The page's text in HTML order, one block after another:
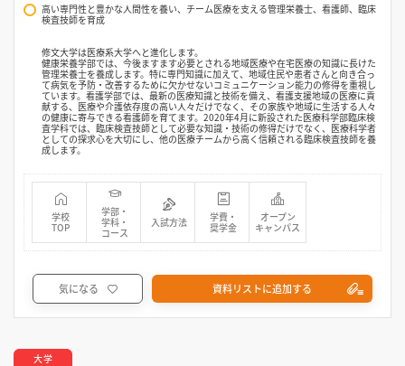
高い専門性と豊かな人間性を養い、チーム医療を支える管理栄養士、看護師、臨床
検査技師を育成
修文大学は医療系大学へと進化します。
健康栄養学部では、今後ますます必要とされる地域医療や在宅医療の知識に長けた
管理栄養士を養成します。特に専門知識に加えて、地域住民や患者さんと向き合っ
て病気を予防・改善するために欠かせないコミュニケーション能力の修得を重視し
ています。看護学部では、最新の医療知識と技術を備え、看護支援地域の医療に貢
献する、医療や介護依存度の高い人々だけでなく、その家族や地域に生活する人々
の健康に寄与できる看護師を育てます。2020年4月に新設された医療科学部臨床検
査学科では、臨床検査技師として必要な知識・技術の修得だけでなく、医療科学者
としての探求心を大切にし、他の医療チームから高く信頼される臨床検査技師を養
成します。
学校
TOP
学部・
学科・
コース
入試方法
学費・
奨学金
オープン
キャンパス
気になる 資料リストに追加する
大学